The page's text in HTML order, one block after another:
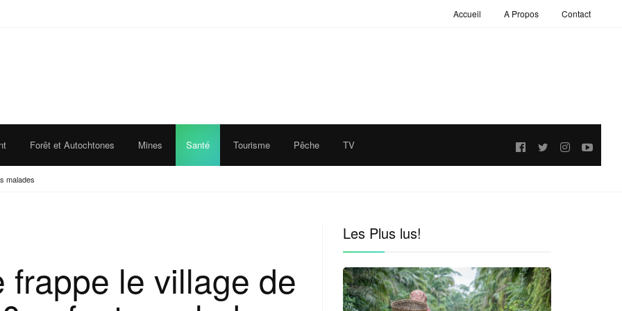
Accueil A Propos Contact
Forêt et Autochtones Mines Santé Tourisme Pêche TV Follow
malades
frappe le village de
Les Plus lus!